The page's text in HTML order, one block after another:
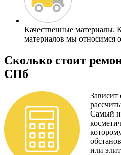
Качественные материалы.
материалов мы относимся
Сколько стоит
СПб
Зависит
Самый
или